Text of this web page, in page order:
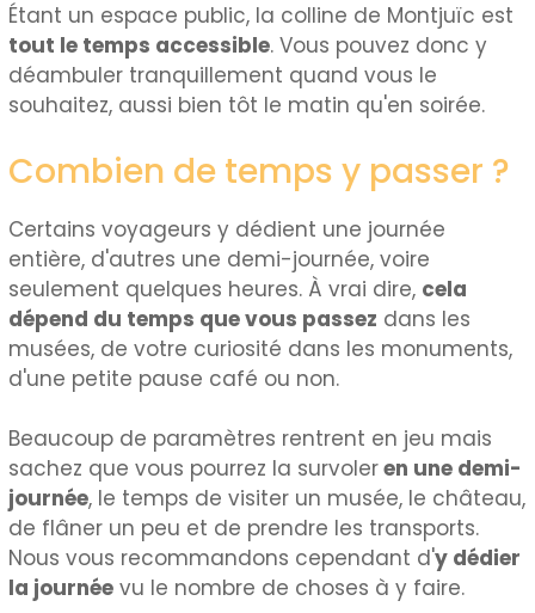
Étant un espace public, la colline de Montjuïc est
tout le temps accessible. Vous pouvez donc y
déambuler tranquillement quand vous le
souhaitez, aussi bien tôt le matin qu'en soirée.
Combien de temps y passer ?
Certains voyageurs y dédient une journée
entière, d'autres une demi-journée, voire
seulement quelques heures. À vrai dire, cela
dépend du temps que vous passez dans les
musées, de votre curiosité dans les monuments,
d'une petite pause café ou non.
Beaucoup de paramètres rentrent en jeu mais
sachez que vous pourrez la survoleren une demi-
journée, le temps de visiter un musée, le château,
de flâner un peu et de prendre les transports.
Nous vous recommandons cependant d'y dédier
la journée vu le nombre de choses à y faire.